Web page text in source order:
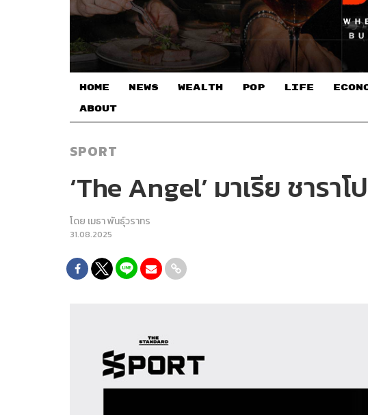
HOME NEWS WEALTH POP LIFE
ABOUT
SPORT
‘The Angel’ มาเรีย ชารา
โดย เมธา พันธุ์วราทร
31.08.2025